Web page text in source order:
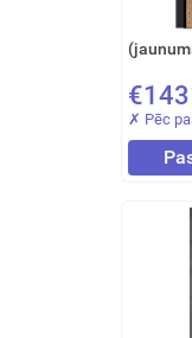
✗ Pēc